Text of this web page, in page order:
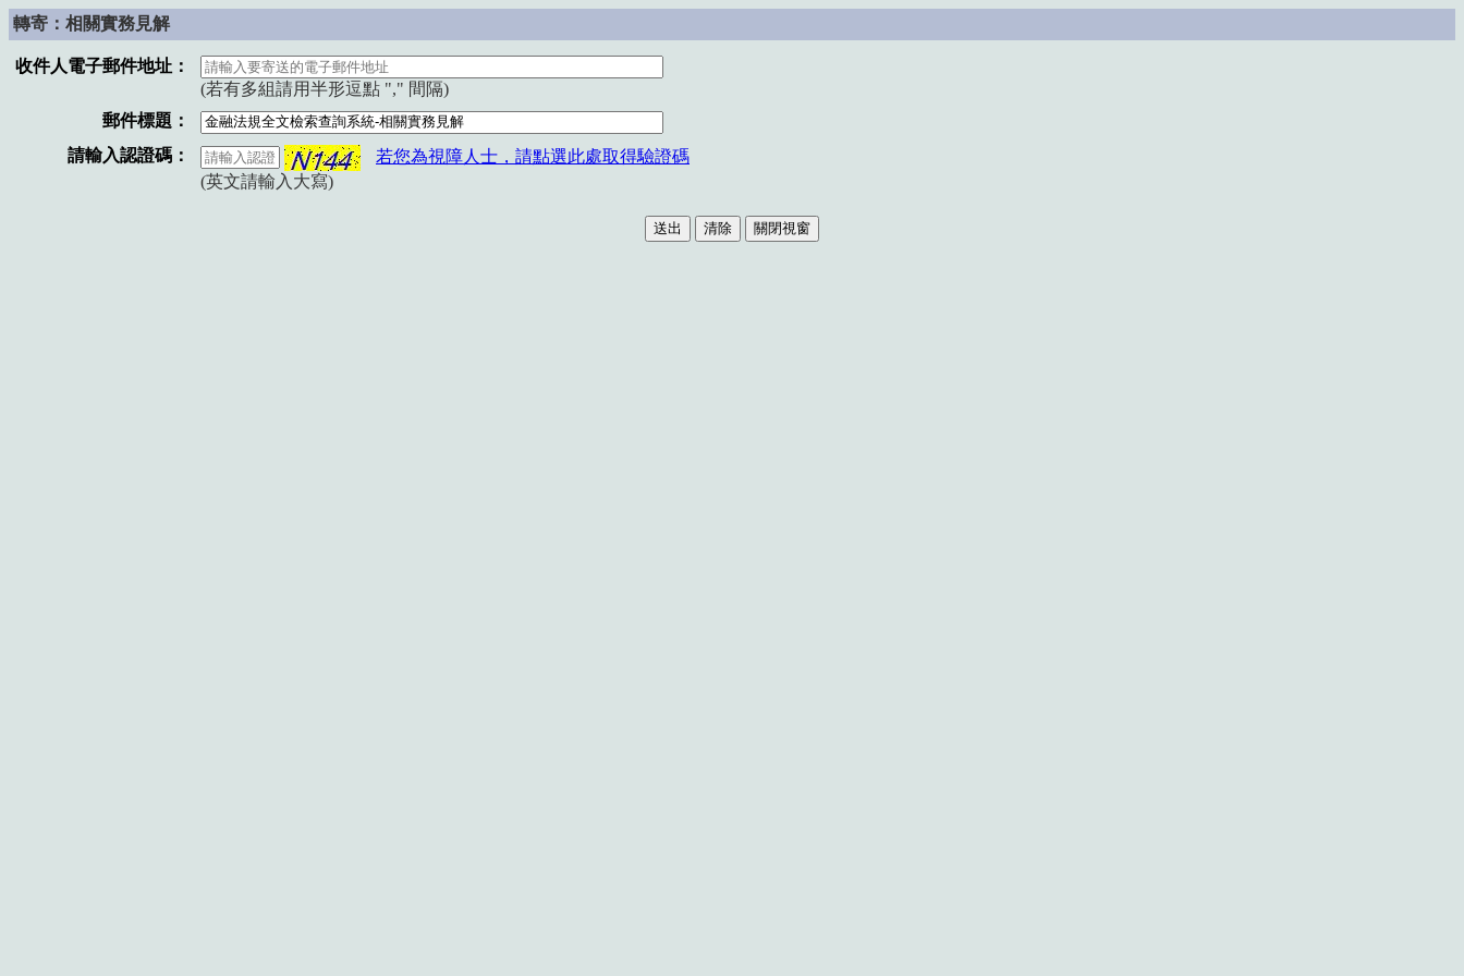
轉寄：相關實務見解
收件人電子郵件地址：
(若有多組請用半形逗點 "," 間隔)
郵件標題：
請輸入認證碼：
若您為視障人士，請點選此處取得驗證碼
(英文請輸入大寫)